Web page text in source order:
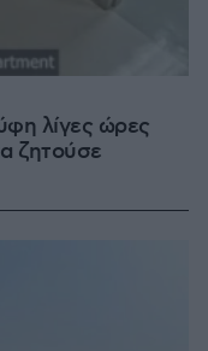
λίγες ώρες
ζητούσε